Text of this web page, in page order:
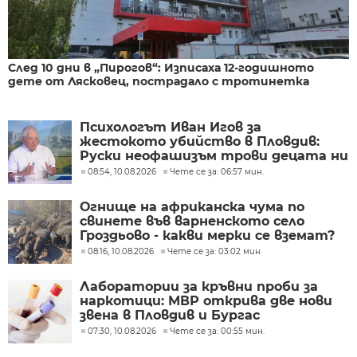
След 10 дни в „Пирогов“: Изписаха 12-годишното
дете от Лясковец, пострадало с тротинетка
Психологът Иван Игов за
жестокото убийство в Пловдив:
Руски неофашизъм трови децата ни
08:54, 10.08.2026 Чете се за: 06:57 мин.
Огнище на африканска чума по
свинете във варненското село
Гроздьово - какви мерки се вземат?
08:16, 10.08.2026 Чете се за: 03:02 мин.
Лаборатории за кръвни проби за
наркотици: МВР открива две нови
звена в Пловдив и Бургас
07:30, 10.08.2026 Чете се за: 00:55 мин.